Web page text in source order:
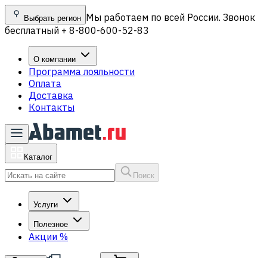
Выбрать регион Мы работаем по всей России. Звонок
бесплатный + 8-800-600-52-83
О компании
Программа лояльности
Оплата
Доставка
Контакты
Каталог
Поиск
Услуги
Полезное
Акции %